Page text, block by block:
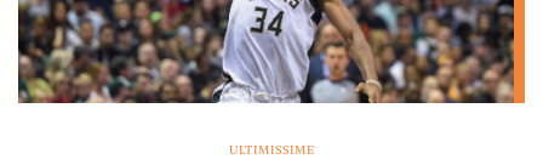
ULTIMISSIME